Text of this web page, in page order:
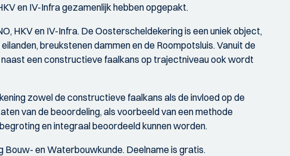
en IV-Infra gezamenlijk hebben opgepakt.
HKV en IV-Infra. De Oosterscheldekering is een uniek object,
breukstenen dammen en de Roompotsluis. Vanuit de
een constructieve faalkans op trajectniveau ook wordt
zowel de constructieve faalkans als de invloed op de
van de beoordeling, als voorbeeld van een methode
en integraal beoordeeld kunnen worden.
Bouw- en Waterbouwkunde. Deelname is gratis.